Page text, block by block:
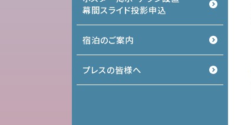
幕間スライド投影申込
宿泊のご案内
プレスの皆様へ